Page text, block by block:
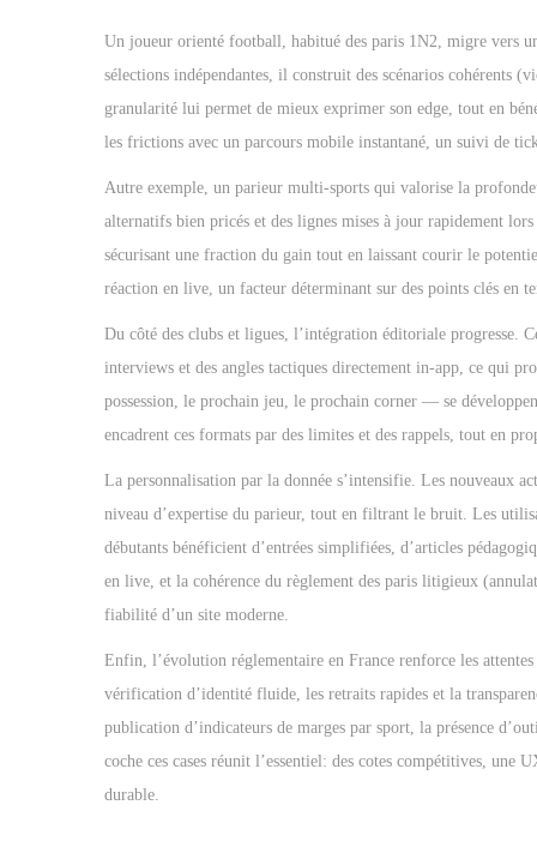
Un joueur orienté football, habitué des paris 1N2, migre vers
sélections indépendantes, il construit des scénarios cohérents
granularité lui permet de mieux exprimer son edge, tout en
les frictions avec un parcours mobile instantané, un suivi de
Autre exemple, un parieur multi-sports qui valorise la
alternatifs bien pricés et des lignes mises à jour rapidement
sécurisant une fraction du gain tout en laissant courir le
réaction en live, un facteur déterminant sur des points clés en
Du côté des clubs et ligues, l’intégration éditoriale progresse.
interviews et des angles tactiques directement in-app, ce qui
possession, le prochain jeu, le prochain corner — se
encadrent ces formats par des limites et des rappels, tout en
La personnalisation par la donnée s’intensifie. Les nouveaux
niveau d’expertise du parieur, tout en filtrant le bruit. Les
débutants bénéficient d’entrées simplifiées, d’articles
en live, et la cohérence du règlement des paris litigieux
fiabilité d’un site moderne.
Enfin, l’évolution réglementaire en France renforce les attentes
vérification d’identité fluide, les retraits rapides et la
publication d’indicateurs de marges par sport, la présence
coche ces cases réunit l’essentiel: des cotes compétitives,
durable.